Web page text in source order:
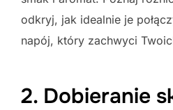
odkryj, jak idealnie je
napój, który zachwyci
2. Dobieranie